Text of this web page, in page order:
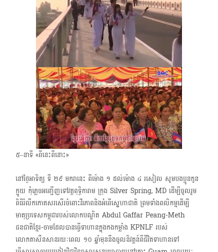
៥–នាទី «ពីនេះពីនោះ»
នៅ​ថ្ងៃអាទិត្យ ទី ២៩​ មករានេះ ពីម៉ោង ​១ ​ដល់ម៉ោង ៤ រសៀល សូមបងប្អូនកូន
ក្មួយ កុំភ្លេចអញ្ជើញទៅវត្តពុទ្ធិការាម ក្រុង Silver Spring, MD ដើម្បីចូលរួម
ពិធីរំលឹកកោតសរសើរចំពោះវីរភាពនិងអំពើស្នេហាជាតិ ព្រមទាំងពលិកម្មដើម្បី
មាតុប្រទេសកម្ពុជារបស់លោកបណ្ឌិត Abdul Gaffar Peang-Meth
ជនជាតិខ្មែរ-ចាមដែលបានធ្វើទាហានក្នុងកងកម្លាំង KPNLF របស់
លោកតាសឺនសាន​រយៈពេល​ ១០​ ឆ្នាំមុននឹងចូលនិវត្តន៍ពីជីវិតទាហានទៅ